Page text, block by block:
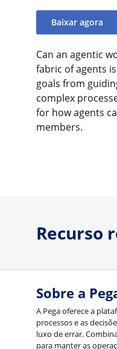
Baixar agora
Can an agentic
fabric of agents
goals from
complex
for how agents
members.
Recurso
Sobre a
A Pega oferece a
processos e as
luxo de errar.
para manter as